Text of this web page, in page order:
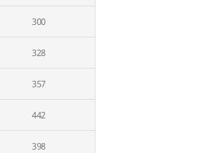
300
328
357
442
398